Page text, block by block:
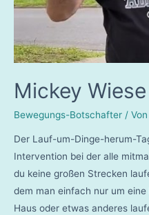
Mickey Wiese
Bewegungs-Botschafter / Von
Der Lauf-um-Dinge-herum-
Intervention bei der alle
du keine großen Strecken
dem man einfach nur um
Haus oder etwas anderes